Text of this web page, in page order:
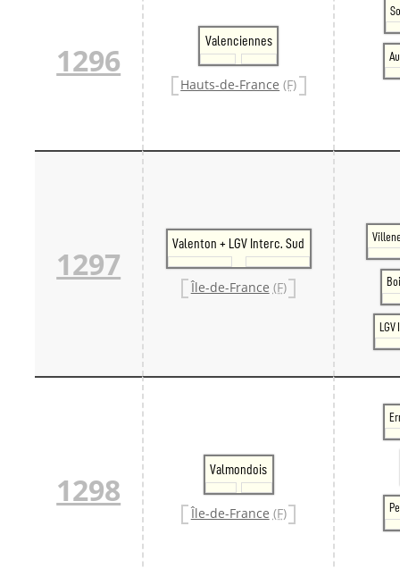
1296
Valenciennes
Hauts-de-France (F)
1297
Valenton + LGV Interc. Sud
Île-de-France (F)
1298
Valmondois
Île-de-France (F)